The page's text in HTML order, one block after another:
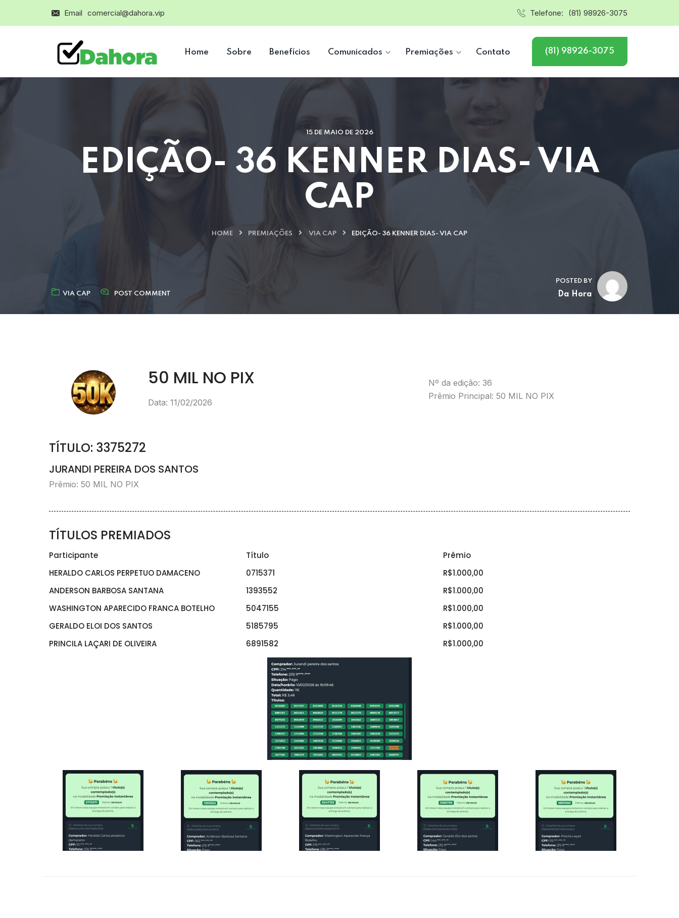
Email comercial@dahora.vip Telefone: (81) 98926-3075
Home Sobre Benefícios Comunicados Premiações Contato (81) 98926-3075
15 DE MAIO DE 2026
EDIÇÃO- 36 KENNER DIAS- VIA
CAP
HOME PREMIAÇÕES VIA CAP EDIÇÃO- 36 KENNER DIAS- VIA CAP
VIA CAP POST COMMENT
POSTED BY
Da Hora
50 MIL NO PIX
Data: 11/02/2026
Nº da edição: 36
Prêmio Principal: 50 MIL NO PIX
TÍTULO: 3375272
JURANDI PEREIRA DOS SANTOS
Prêmio: 50 MIL NO PIX
TÍTULOS PREMIADOS
Participante Título
Prêmio
HERALDO CARLOS PERPETUO DAMACENO
0715371
R$1.000,00
ANDERSON BARBOSA SANTANA
1393552
R$1.000,00
WASHINGTON APARECIDO FRANCA BOTELHO
5047155
R$1.000,00
GERALDO ELOI DOS SANTOS
5185795
R$1.000,00
PRINCILA LAÇARI DE OLIVEIRA
6891582 R$1.000,00